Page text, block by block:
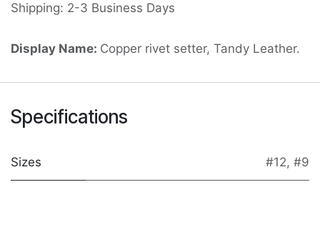
Shipping: 2-3 Business Days
Display Name: Copper rivet setter, Tandy Leather.
Specifications
Sizes #12, #9